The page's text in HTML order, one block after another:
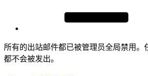
所有的出站邮件都已被管理员全局禁用。
都不会被发出。